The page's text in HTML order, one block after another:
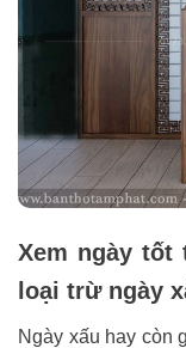
Xem ngày tốt
loại trừ ngày
Ngày xấu hay còn